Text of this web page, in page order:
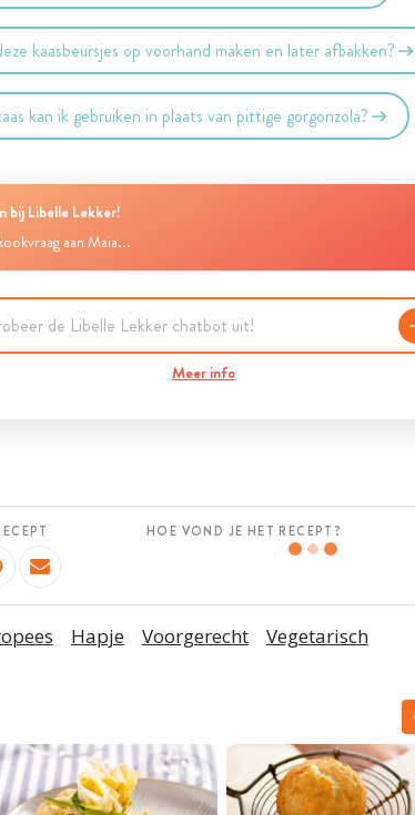
kaasbeursjes op voorhand maken en later afbakken?
kan ik gebruiken in plaats van pittige gorgonzola?
bij Libelle Lekker!
aan Maia...
Meer info
HOE VOND JE HET RECEPT?
Hapje Voorgerecht Vegetarisch